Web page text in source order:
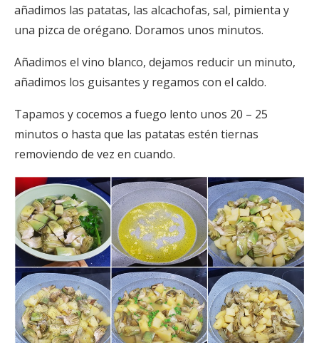
añadimos las patatas, las alcachofas, sal, pimienta y
una pizca de orégano. Doramos unos minutos.
Añadimos el vino blanco, dejamos reducir un minuto,
añadimos los guisantes y regamos con el caldo.
Tapamos y cocemos a fuego lento unos 20 – 25
minutos o hasta que las patatas estén tiernas
removiendo de vez en cuando.